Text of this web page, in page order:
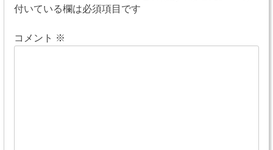
ビ
ゲ
付いている欄は必須項目です
コメント ※